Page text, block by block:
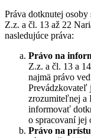
Práva dotknutej
Z.z. a čl. 13 až 22
nasledujúce práva:
Právo na
Z.z. a čl. 13 a
najmä právo
Prevádzkovateľ
zrozumiteľnej a
informovať
o spracovaní jej
Právo na